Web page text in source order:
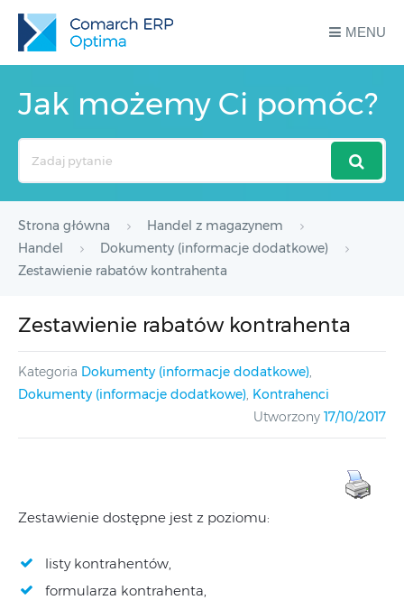
MENU
Jak możemy Ci pomóc?
Strona główna
Handel z magazynem
Handel
Dokumenty (informacje dodatkowe)
Zestawienie rabatów kontrahenta
Zestawienie rabatów kontrahenta
Kategoria Dokumenty (informacje dodatkowe),
Dokumenty (informacje dodatkowe), Kontrahenci
Utworzony 17/10/2017
Zestawienie dostępne jest z poziomu:
listy kontrahentów,
formularza kontrahenta,